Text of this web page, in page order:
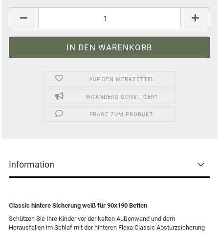
AUF DEN MERKZETTEL
WOANDERS GÜNSTIGER?
FRAGE ZUM PRODUKT
Information
Classic hintere Sicherung weiß für 90x190 Betten
Schützen Sie Ihre Kinder vor der kalten Außenwand und dem
Herausfallen im Schlaf mit der hinteren Flexa Classic Absturzsicherung